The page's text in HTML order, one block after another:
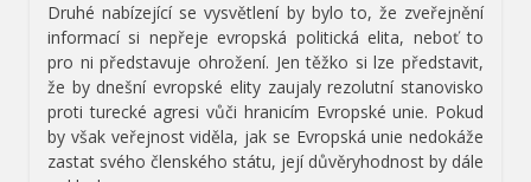
Druhé nabízející se vysvětlení by bylo to, že zveřejnění
informací si nepřeje evropská politická elita, neboť to
pro ni představuje ohrožení. Jen těžko si lze představit,
že by dnešní evropské elity zaujaly rezolutní stanovisko
proti turecké agresi vůči hranicím Evropské unie. Pokud
by však veřejnost viděla, jak se Evropská unie nedokáže
zastat svého členského státu, její důvěryhodnost by dále